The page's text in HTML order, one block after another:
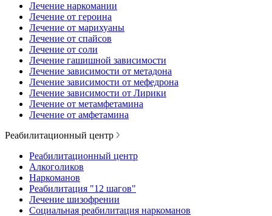
Лечение наркомании
Лечение от героина
Лечение от марихуаны
Лечение от спайсов
Лечение от соли
Лечение гашишной зависимости
Лечение зависимости от метадона
Лечение зависимости от мефедрона
Лечение зависимости от Лирики
Лечение от метамфетамина
Лечение от амфетамина
Реабилитационный центр
Реабилитационный центр
Алкоголиков
Наркоманов
Реабилитация "12 шагов"
Лечение шизофрении
Социальная реабилитация наркоманов